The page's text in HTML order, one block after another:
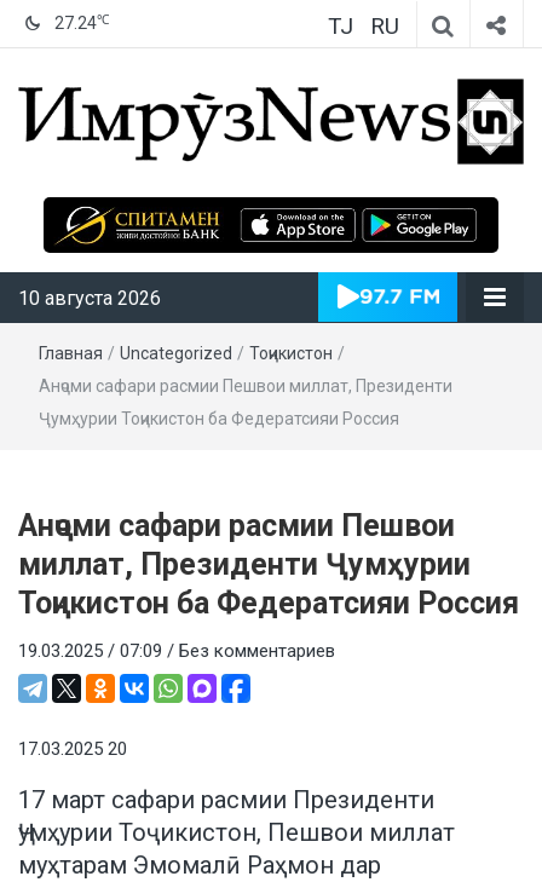
27.24℃ TJ RU
ИмрӯзNews
10 августа 2026
Главная / Uncategorized / Тоҷикистон /
Анҷоми сафари расмии Пешвои миллат, Президенти
Ҷумҳурии Тоҷикистон ба Федератсияи Россия
Анҷоми сафари расмии Пешвои
миллат, Президенти Ҷумҳурии
Тоҷикистон ба Федератсияи Россия
19.03.2025 / 07:09 / Без комментариев
17.03.2025 20
17 март сафари расмии Президенти
Ҷумҳурии Тоҷикистон, Пешвои миллат
муҳтарам Эмомалӣ Раҳмон дар